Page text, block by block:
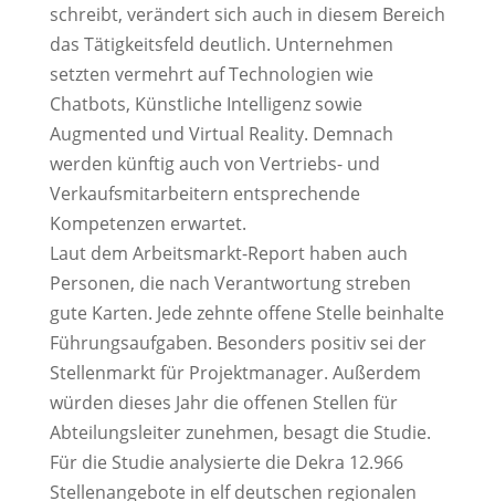
schreibt, verändert sich auch in diesem Bereich
das Tätigkeitsfeld deutlich. Unternehmen
setzten vermehrt auf Technologien wie
Chatbots, Künstliche Intelligenz sowie
Augmented und Virtual Reality. Demnach
werden künftig auch von Vertriebs- und
Verkaufsmitarbeitern entsprechende
Kompetenzen erwartet.
Laut dem Arbeitsmarkt-Report haben auch
Personen, die nach Verantwortung streben
gute Karten. Jede zehnte offene Stelle beinhalte
Führungsaufgaben. Besonders positiv sei der
Stellenmarkt für Projektmanager. Außerdem
würden dieses Jahr die offenen Stellen für
Abteilungsleiter zunehmen, besagt die Studie.
Für die Studie analysierte die Dekra 12.966
Stellenangebote in elf deutschen regionalen